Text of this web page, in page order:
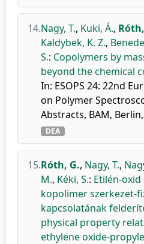
14.Nagy, T., Kuki, Á.,
Kaldybek, K. Z.,
S.: Copolymers by
beyond the chemical
In: ESOPS 24: 22nd
on Polymer
Abstracts, BAM,
DEA
15.Róth, G., Nagy, T.,
M., Kéki, S.: Etilén-
kopolimer szerkezet-
kapcsolatának
physical property
ethylene oxide-